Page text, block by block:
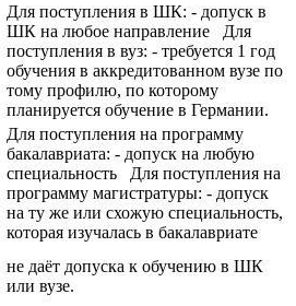
Для поступления в ШК: - допуск в
ШК на любое направление Для
поступления в вуз: - требуется 1 год
обучения в аккредитованном вузе по
тому профилю, по которому
планируется обучение в Германии.
Для поступления на программу
бакалавриата: - допуск на любую
специальность Для поступления на
программу магистратуры: - допуск
на ту же или схожую специальность,
которая изучалась в бакалавриате
не даёт допуска к обучению в ШК
или вузе.